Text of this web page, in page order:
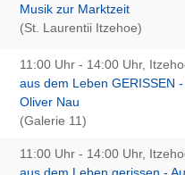
Musik zur Marktzeit
(St. Laurentii Itzehoe)
11:00 Uhr - 14:00 Uhr,
aus dem Leben GERISSEN
Oliver Nau
(Galerie 11)
11:00 Uhr - 14:00 Uhr,
aus dem Leben gerissen -